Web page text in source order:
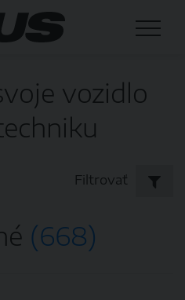
vozidlo
Filtrovať
(668)